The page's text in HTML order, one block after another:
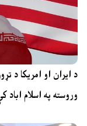
د ایران او امریکا د
وروسته په اسلام